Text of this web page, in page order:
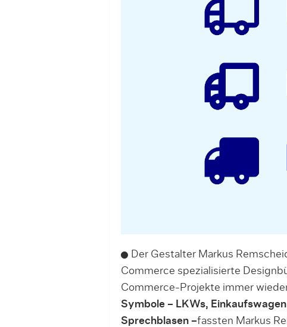
Der Gestalter Markus
Commerce spezialisierte
Commerce-Projekte immer
Symbole – LKWs,
Sprechblasen –fassten Markus